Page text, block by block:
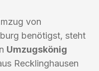
von
benötigst, steht
Umzugskönig
Recklinghausen